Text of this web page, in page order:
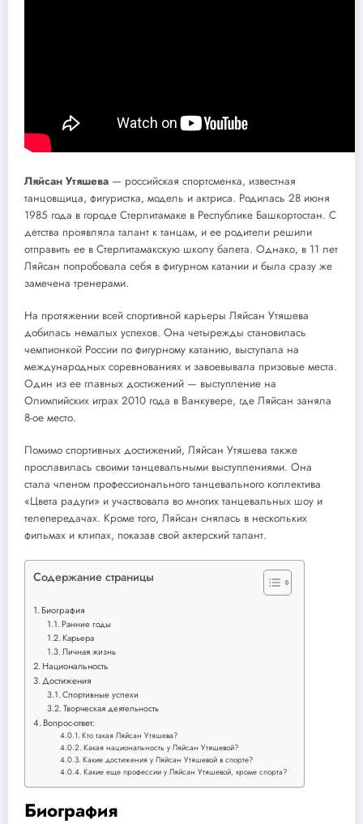
Ляйсан Утяшева — российская спортсменка, известная
танцовщица, фигуристка, модель и актриса. Родилась 28 июня
1985 года в городе Стерлитамаке в Республике Башкортостан. С
детства проявляла талант к танцам, и ее родители решили
отправить ее в Стерлитамакскую школу балета. Однако, в 11 лет
Ляйсан попробовала себя в фигурном катании и была сразу же
замечена тренерами.
На протяжении всей спортивной карьеры Ляйсан Утяшева
добилась немалых успехов. Она четырежды становилась
чемпионкой России по фигурному катанию, выступала на
международных соревнованиях и завоевывала призовые места.
Один из ее главных достижений — выступление на
Олимпийских играх 2010 года в Ванкувере, где Ляйсан заняла
8-ое место.
Помимо спортивных достижений, Ляйсан Утяшева также
прославилась своими танцевальными выступлениями. Она
стала членом профессионального танцевального коллектива
«Цвета радуги» и участвовала во многих танцевальных шоу и
телепередачах. Кроме того, Ляйсан снялась в нескольких
фильмах и клипах, показав свой актерский талант.
Содержание страницы
Биография
Ранние годы
Карьера
Личная жизнь
Национальность
Достижения
Спортивные успехи
Творческая деятельность
Вопрос-ответ:
Кто такая Ляйсан Утяшева?
Какая национальность у Ляйсан Утяшевой?
Какие достижения у Ляйсан Утяшевой в спорте?
Какие еще профессии у Ляйсан Утяшевой, кроме спорта?
Биография